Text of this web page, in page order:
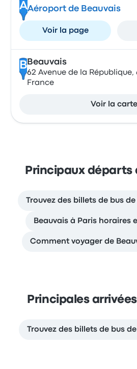
AAéroport de Beauvais
Voir la page
B Beauvais
62 Avenue de la République,
France
Voir la carte
Principaux départs
Trouvez des billets de bus
Beauvais à Paris horaires
Comment voyager de
Principales
Trouvez des billets de bus